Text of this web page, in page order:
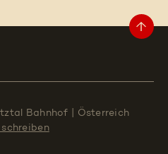
Bahnhof
Österreich